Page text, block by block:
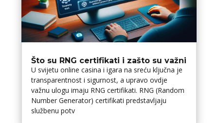
Što su RNG certifikati i zašto su važni
U svijetu online casina i igara na sreću ključna je
transparentnost i sigurnost, a upravo ovdje
važnu ulogu imaju RNG certifikati. RNG (Random
Number Generator) certifikati predstavljaju
službenu potv